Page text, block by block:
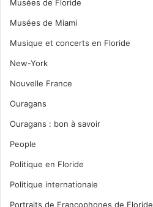
Musées de Floride
Musées de Miami
Musique et concerts en Floride
New-York
Nouvelle France
Ouragans
Ouragans : bon à savoir
People
Politique en Floride
Politique internationale
Portraits de Francophones de Floride